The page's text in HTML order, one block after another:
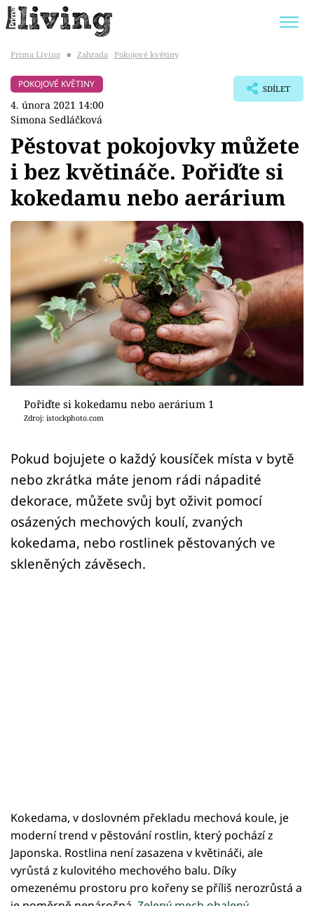
BYDLENÍ SLAVNÝCH
Témata
Bydlení
Zahrada
Design
Sledujte prima+
Přihlášení
Sledujte nás
Prima Living ■ Zahrada Pokojové květiny
POKOJOVÉ KVĚTINY
4. února 2021 14:00
Simona Sedláčková
SDÍLET
Pěstovat pokojovky můžete
i bez květináče. Pořiďte si
kokedamu nebo aerárium
Pořiďte si kokedamu nebo aerárium 1
Zdroj: istockphoto.com
Pokud bojujete o každý kousíček místa v bytě
nebo zkrátka máte jenom rádi nápadité
dekorace, můžete svůj byt oživit pomocí
osázených mechových koulí, zvaných
kokedama, nebo rostlinek pěstovaných ve
skleněných závěsech.
Kokedama, v doslovném překladu mechová koule, je
moderní trend v pěstování rostlin, který pochází z
Japonska. Rostlina není zasazena v květináči, ale
vyrůstá z kulovitého mechového balu. Díky
omezenému prostoru pro kořeny se příliš nerozrůstá a